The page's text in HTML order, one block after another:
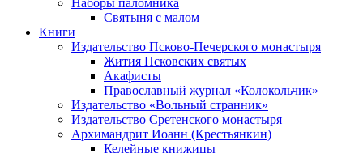
Наборы паломника
Святыня с малом
Книги
Издательство Псково-Печерского монастыря
Жития Псковских святых
Акафисты
Православный журнал «Колокольчик»
Издательство «Вольный странник»
Издательство Сретенского монастыря
Архимандрит Иоанн (Крестьянкин)
Келейные книжицы